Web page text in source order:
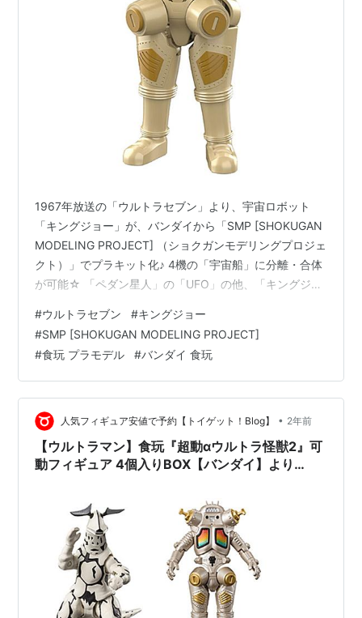
1967年放送の「ウルトラセブン」より、宇宙ロボット
「キングジョー」が、バンダイから「SMP [SHOKUGAN
MODELING PROJECT] （ショクガンモデリングプロジェ
クト）」でプラキット化♪ 4機の「宇宙船」に分離・合体
が可能☆ 「ペダン星人」の「UFO」の他、「キングジョ
ーツが付属♪ 「キングジョー」合体時のサイズは、 全
高：約16cm x 全幅：約12cm。 【食玩】SMP
[SHOKUGAN MODELING PROJECT] 『宇宙ロボット キ
ングジョー』ウルトラセブン プラモデルは、バンダイよ
り2025年06月発売の予定…
#ウルトラセブン #キングジョー
#SMP [SHOKUGAN MODELING PROJECT]
#食玩 プラモデル #バンダイ 食玩
人気フィギュア安値で予約【トイゲット！Blog】 • 2年前
【ウルトラマン】食玩『超動αウルトラ怪獣2』可
動フィギュア 4個入りBOX【バンダイ】より